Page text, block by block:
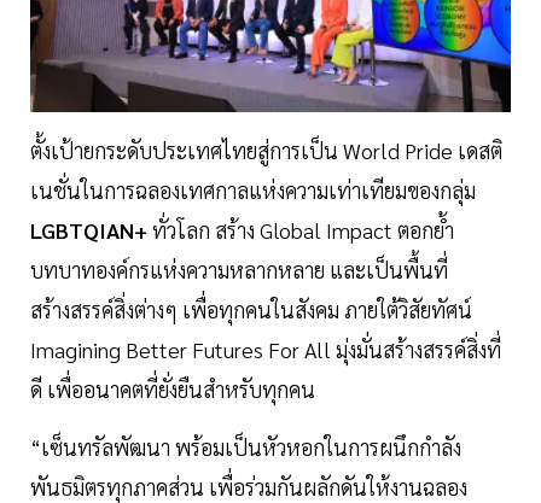
ตั้งเป้ายกระดับประเทศไทยสู่การเป็น World Pride เดสติ
เนชั่นในการฉลองเทศกาลแห่งความเท่าเทียมของกลุ่ม
LGBTQIAN+ ทั่วโลก สร้าง Global Impact ตอกย้ำ
บทบาทองค์กรแห่งความหลากหลาย และเป็นพื้นที่
สร้างสรรค์สิ่งต่างๆ เพื่อทุกคนในสังคม ภายใต้วิสัยทัศน์
Imagining Better Futures For All มุ่งมั่นสร้างสรรค์สิ่งที่
ดี เพื่ออนาคตที่ยั่งยืนสำหรับทุกคน
“เซ็นทรัลพัฒนา พร้อมเป็นหัวหอกในการผนึกกำลัง
พันธมิตรทุกภาคส่วน เพื่อร่วมกันผลักดันให้งานฉลอง